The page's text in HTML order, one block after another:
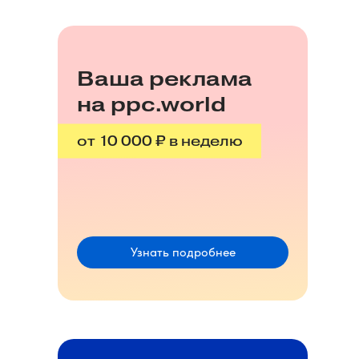
Ваша реклама
на ppc.world
от 10 000 ₽ в неделю
Узнать подробнее